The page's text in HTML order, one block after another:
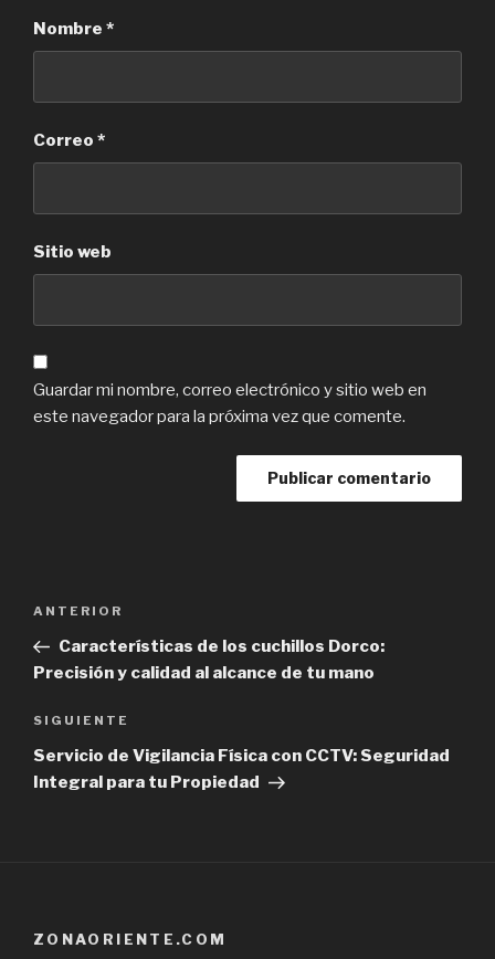
Nombre *
Correo *
Sitio web
Guardar mi nombre, correo electrónico y sitio web en
este navegador para la próxima vez que comente.
entradas
Previous
Post
ANTERIOR
Características de los cuchillos Dorco:
Precisión y calidad al alcance de tu mano
Next
Post
SIGUIENTE
Servicio de Vigilancia Física con CCTV: Seguridad
Integral para tu Propiedad
ZONAORIENTE.COM